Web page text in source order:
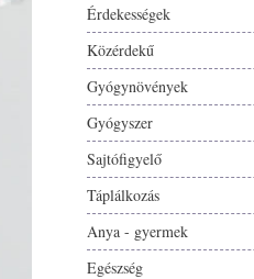
Érdekességek
Közérdekű
Gyógynövények
Gyógyszer
Sajtófigyelő
Táplálkozás
Anya - gyermek
Egészség